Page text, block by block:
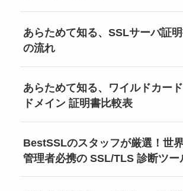
あらためて知る、SSLサーバ証
の流れ
あらためて知る、ワイルドカー
ドメイン 証明書比較表
BestSSLのスタッフが厳選！世
管理者必携の SSL/TLS 診断ツー